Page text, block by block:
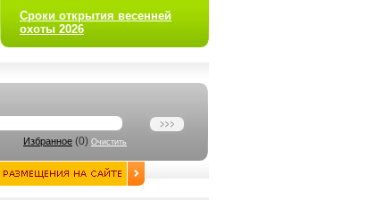
Сроки открытия весенней
охоты 2026
Избранное (0) Очистить